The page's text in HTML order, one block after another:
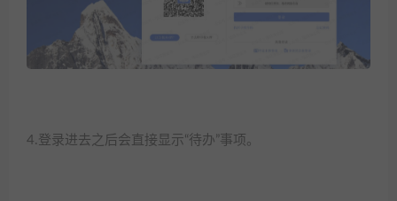
4.登录进去之后会直接显示“待办”事项。​